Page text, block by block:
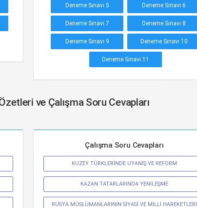
Deneme Sınavı 5 Deneme Sınavı 6
Deneme Sınavı 7 Deneme Sınavı 8
Deneme Sınavı 9 Deneme Sınavı 10
Deneme Sınavı 11
ve Çalışma Soru Cevapları
Çalışma Soru Cevapları
KUZEY TÜRKLERİNDE UYANIŞ VE REFORM
KAZAN TATARLARINDA YENİLEŞME
RUSYA MÜSLÜMANLARININ SİYASİ VE MİLLİ HAREKETLERİ